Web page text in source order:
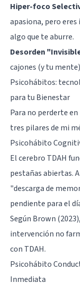
Hiper-foco
apasiona, pero
algo que te aburre.
Desorden
cajones (y tu
Psicohábitos:
para tu Bienestar
Para no perderte
tres pilares de mi
Psicohábito
El cerebro TDAH
pestañas abiertas.
"descarga de
pendiente para el
Según Brown
intervención no
con TDAH.
Psicohábito
Inmediata